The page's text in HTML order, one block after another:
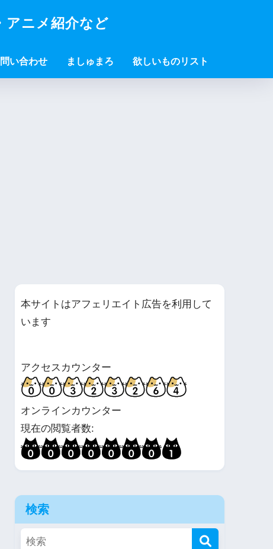
ニメ紹介など
い合わせ ましゅまろ 欲しいものリスト
本サイトはアフェリエイト広告を利用して
います
アクセスカウンター
オンラインカウンター
現在の閲覧者数:
検索